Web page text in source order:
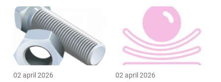
02 april 2026 02 april 2026